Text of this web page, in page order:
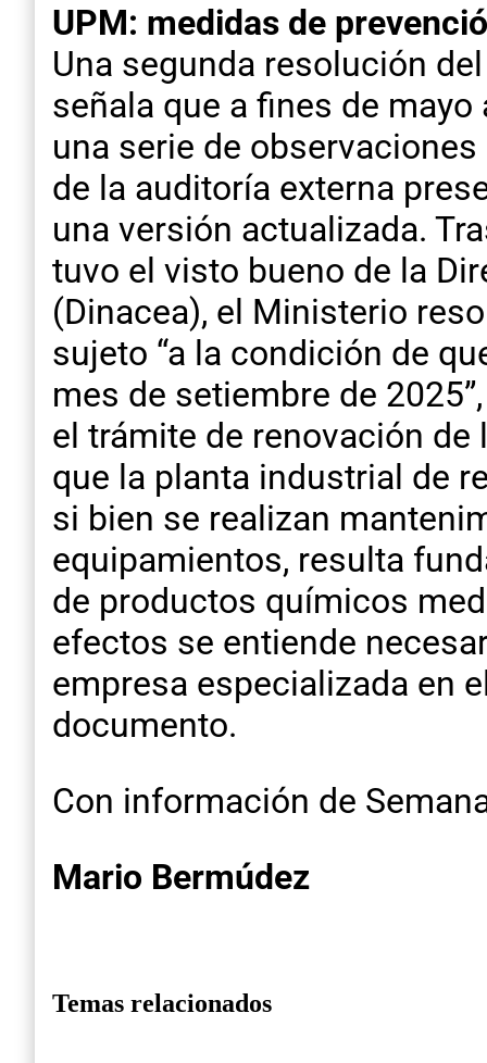
UPM: medidas de
Una segunda resolución
señala que a fines de
una serie de
de la auditoría externa
una versión actualizada.
tuvo el visto bueno de la
(Dinacea), el Ministerio
sujeto “a la condición de
mes de setiembre de
el trámite de renovación de
que la planta industrial de
si bien se realizan
equipamientos, resulta
de productos químicos
efectos se entiende
empresa especializada en
documento.
Con información de
Mario Bermúdez
Temas relacionados